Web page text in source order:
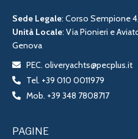
Sede Legale: Corso Sempione
Unità Locale: Via Pionieri e
Genova
PEC. oliveryachts@pecplus.it
Tel. +39 010 0011979
Mob. +39 348 7808717
PAGINE